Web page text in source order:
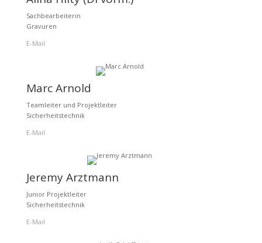
Sachbearbeiterin
Gravuren
E-Mail
Marc Arnold
Teamleiter und Projektleiter
Sicherheitstechnik
E-Mail
Jeremy Arztmann
Junior Projektleiter
Sicherheitstechnik
E-Mail